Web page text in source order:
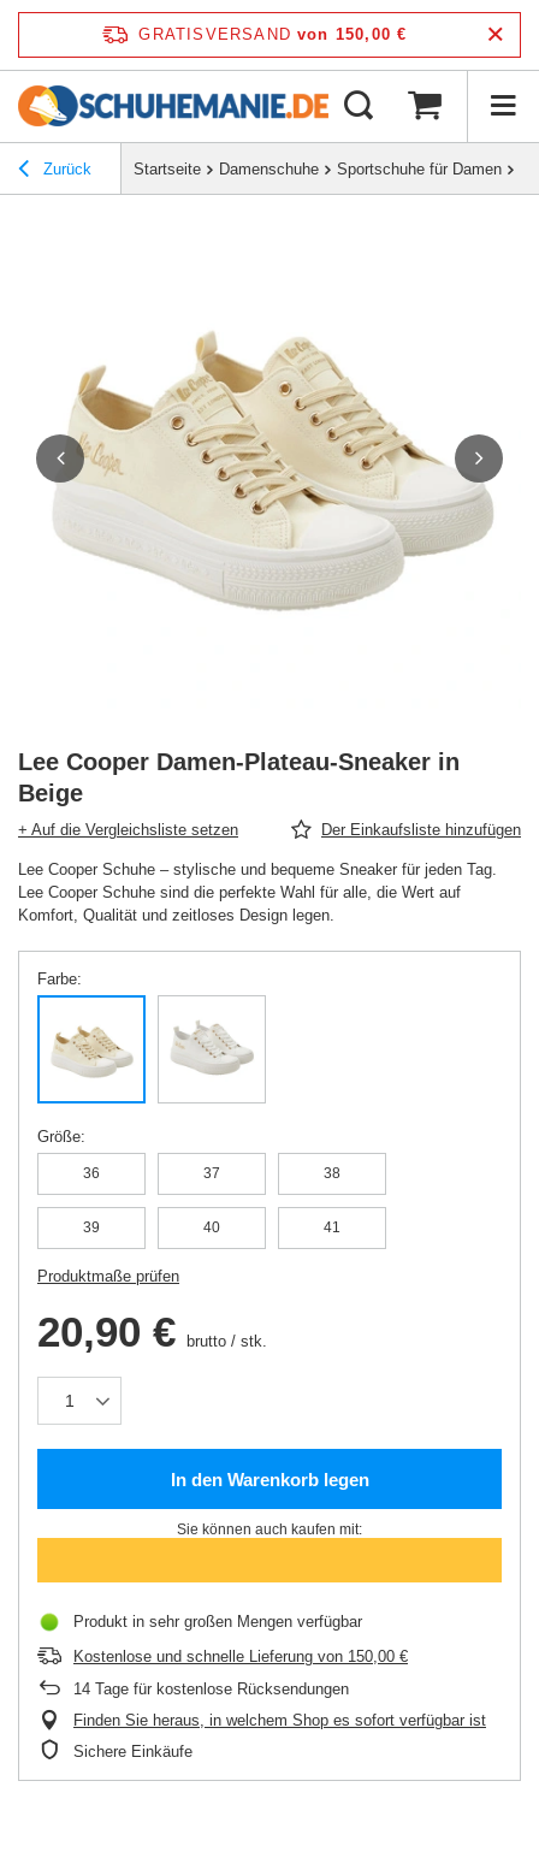
GRATISVERSAND von 150,00 €
Zurück Startseite Damenschuhe Sportschuhe für Damen
Lee Cooper Damen-Plateau-Sneaker in
Beige
+ Auf die Vergleichsliste setzen Der Einkaufsliste hinzufügen
Lee Cooper Schuhe – stylische und bequeme Sneaker für jeden Tag.
Lee Cooper Schuhe sind die perfekte Wahl für alle, die Wert auf
Komfort, Qualität und zeitloses Design legen.
Farbe
Größe
36 37 38
39 40 41
Produktmaße prüfen
20,90 € brutto / stk.
In den Warenkorb legen
Sie können auch kaufen mit:
Produkt in sehr großen Mengen verfügbar
Kostenlose und schnelle Lieferung von 150,00 €
14 Tage für kostenlose Rücksendungen
Finden Sie heraus, in welchem Shop es sofort verfügbar ist
Sichere Einkäufe